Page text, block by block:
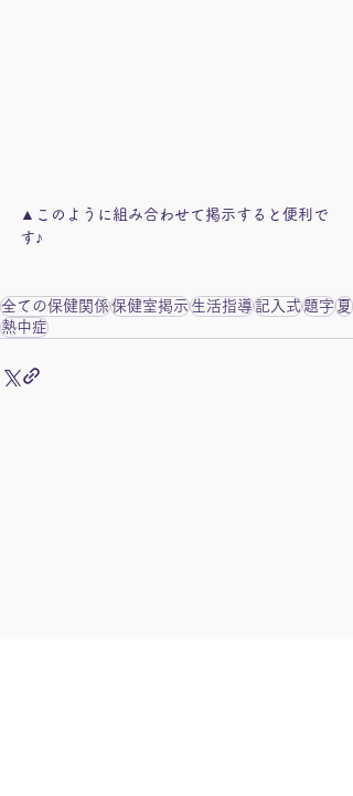
▲このように組み合わせて掲示すると便利で
す♪
全ての保健関係保健室掲示生活指導記入式題字夏
熱中症